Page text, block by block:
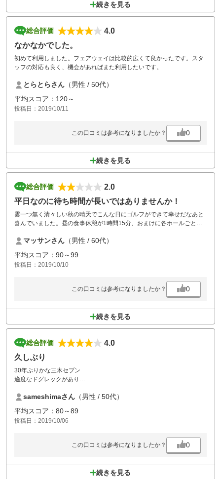
続きを見る
総合評価
4.0
なかなかでした。
初めて利用しました。フェアウェイは比較的広くて良かったです。スタ
ッフの対応も良く、機会があればまた利用したいです。
とらとらさん （男性 / 50代）
平均スコア：120～
投稿日：2019/10/11
この口コミは参考になりましたか？ 0
続きを見る
総合評価
2.0
平日なのに待ち時間が長いではありませんか！
雲一つ無く清々しい秋の晴天でこんな日にゴルフができて幸せだなあと
喜んでいました。昼の食事休憩が1時間15分、おまけに各ホールごと大
夫が必要では？？
マッサンさん （男性 / 60代）
平均スコア：90～99
投稿日：2019/10/10
この口コミは参考になりましたか？ 0
続きを見る
総合評価
4.0
久しぶり
30年ぶりかな三木セブン
適度なドグレックがあり
また行きます
sameshimaさん （男性 / 50代）
平均スコア：80～89
投稿日：2019/10/06
この口コミは参考になりましたか？ 0
続きを見る